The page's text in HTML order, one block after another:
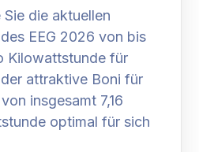
die aktuellen
EEG 2026 von bis
Kilowattstunde für
attraktive Boni für
insgesamt 7,16
optimal für sich